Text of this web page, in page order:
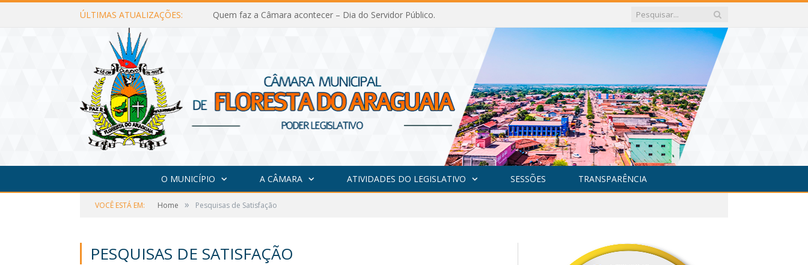
ÚLTIMAS ATUALIZAÇÕES: Quem faz a Câmara acontecer – Dia do Servidor Público.
O MUNICÍPIO A CÂMARA ATIVIDADES DO LEGISLATIVO SESSÕES TRANSPARÊNCIA
VOCÊ ESTÁ EM: Home » Pesquisas de Satisfação
PESQUISAS DE SATISFAÇÃO